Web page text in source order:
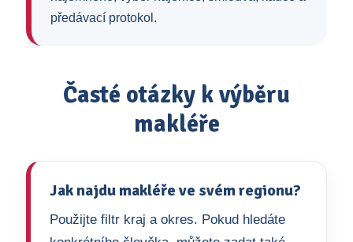
předávací protokol.
Časté otázky k výběru
makléře
Jak najdu makléře ve svém regionu?
Použijte filtr kraj a okres. Pokud hledáte